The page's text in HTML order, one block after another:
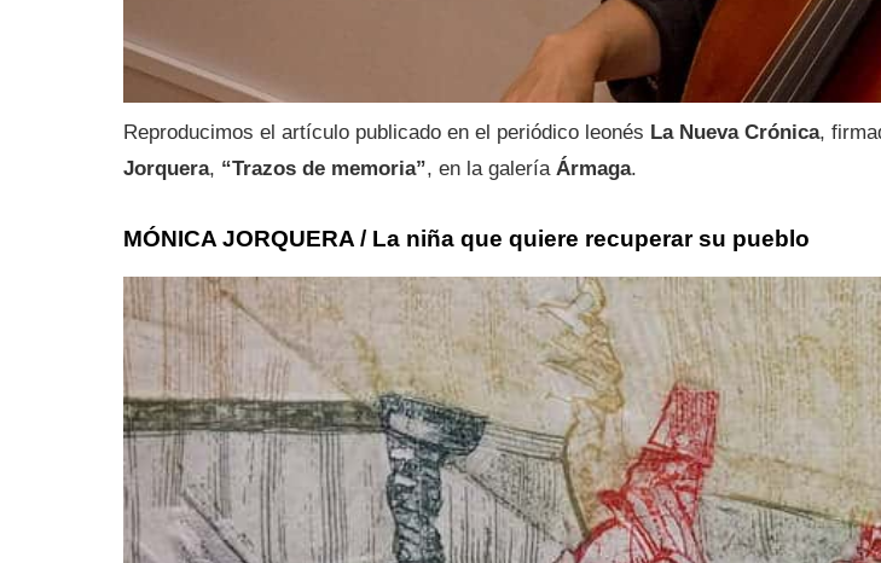
Reproducimos el artículo publicado en el periódico leonés La Nueva Crónica,
Jorquera, “Trazos de memoria”, en la galería Ármaga.
MÓNICA JORQUERA / La niña que quiere recuperar su pueblo